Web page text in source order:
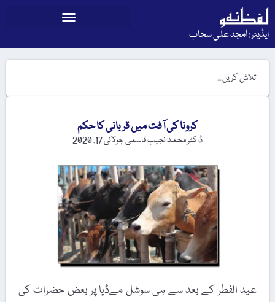
ایڈیٹر: امجد علی سحاب
کرونا کی آفت میں قربانی کا حکم
ڈاکٹر محمد نجیب قاسمیجولائی 17, 2020
عید الفطر کے بعد سے ہی سوشل مےڈیا پر بعض حضرات کی